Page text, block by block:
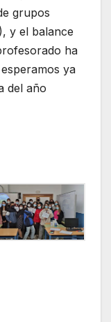
grupos
y el balance
ha
ya
del año